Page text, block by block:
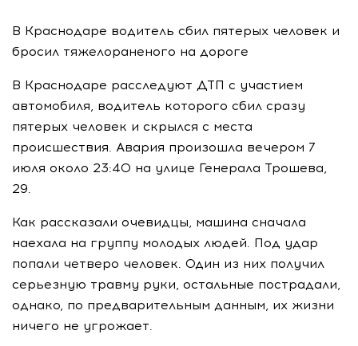
В Краснодаре водитель сбил пятерых человек и
бросил тяжелораненого на дороге
В Краснодаре расследуют ДТП с участием
автомобиля, водитель которого сбил сразу
пятерых человек и скрылся с места
происшествия. Авария произошла вечером 7
июля около 23:40 на улице Генерала Трошева,
29.
Как рассказали очевидцы, машина сначала
наехала на группу молодых людей. Под удар
попали четверо человек. Один из них получил
серьезную травму руки, остальные пострадали,
однако, по предварительным данным, их жизни
ничего не угрожает.